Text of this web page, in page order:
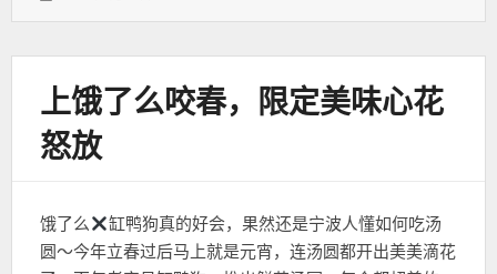
上饿了么咬春，限定美味心花
怒放
饿了么
缸鸭狗真的好会，果然还是宁波人懂如何吃汤
圆～今年立春过后马上就是元宵，连汤圆都开出美美滴花